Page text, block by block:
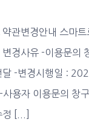
관변경안내 스마트
경사유 -이용문의
달 -변경시행일 :
용자 이용문의 창
[...]